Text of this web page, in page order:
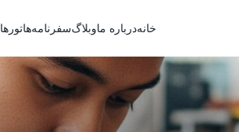
خانهدرباره ماوبلاگسفرنامه‌هاتورها